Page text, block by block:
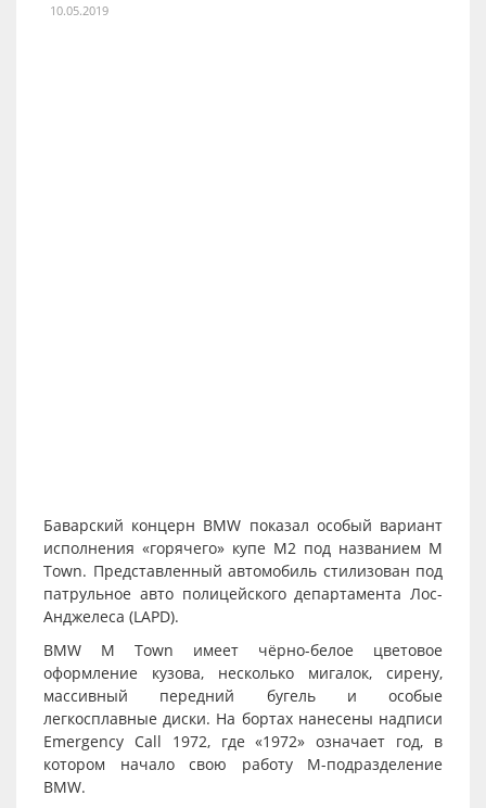
10.05.2019
Баварский концерн BMW показал особый вариант
исполнения «горячего» купе M2 под названием M
Town. Представленный автомобиль стилизован под
патрульное авто полицейского департамента Лос-
Анджелеса (LAPD).
BMW M Town имеет чёрно-белое цветовое
оформление кузова, несколько мигалок, сирену,
массивный передний бугель и особые
легкосплавные диски. На бортах нанесены надписи
Emergency Call 1972, где «1972» означает год, в
котором начало свою работу M-подразделение
BMW.